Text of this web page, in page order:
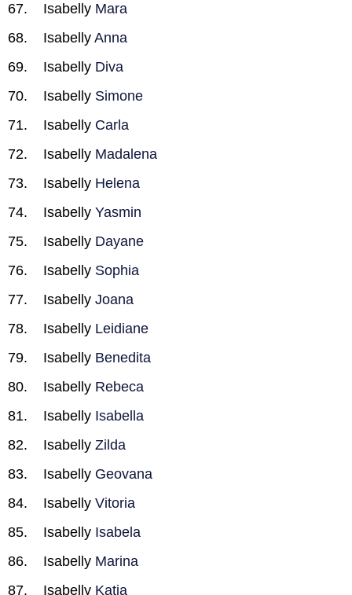
Isabelly Mara
Isabelly Anna
Isabelly Diva
Isabelly Simone
Isabelly Carla
Isabelly Madalena
Isabelly Helena
Isabelly Yasmin
Isabelly Dayane
Isabelly Sophia
Isabelly Joana
Isabelly Leidiane
Isabelly Benedita
Isabelly Rebeca
Isabelly Isabella
Isabelly Zilda
Isabelly Geovana
Isabelly Vitoria
Isabelly Isabela
Isabelly Marina
Isabelly Katia